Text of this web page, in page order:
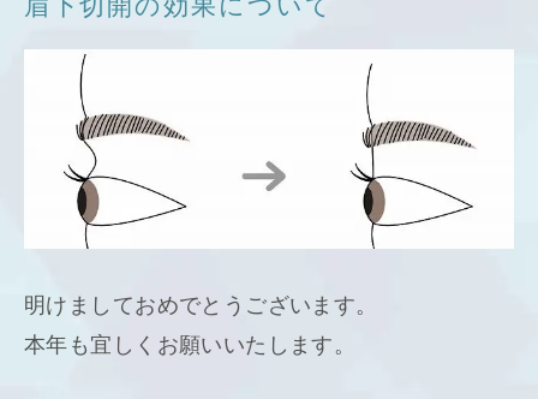
眉下切開の効果について
明けましておめでとうございます。
本年も宜しくお願いいたします。